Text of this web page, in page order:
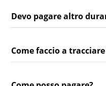
Devo pagare altro
Come faccio a